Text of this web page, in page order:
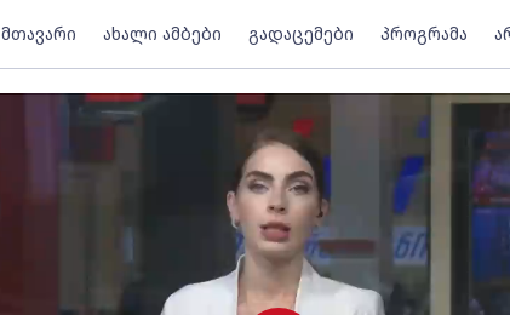
მთავარი ახალი ამბები გადაცემები პროგრამა